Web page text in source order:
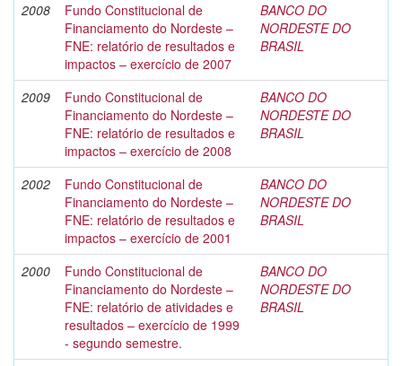
2008
Fundo Constitucional de
Financiamento do Nordeste –
FNE: relatório de resultados e
impactos – exercício de 2007
BANCO DO
NORDESTE DO
BRASIL
2009
Fundo Constitucional de
Financiamento do Nordeste –
FNE: relatório de resultados e
impactos – exercício de 2008
BANCO DO
NORDESTE DO
BRASIL
2002
Fundo Constitucional de
Financiamento do Nordeste –
FNE: relatório de resultados e
impactos – exercício de 2001
BANCO DO
NORDESTE DO
BRASIL
2000
Fundo Constitucional de
Financiamento do Nordeste –
FNE: relatório de atividades e
resultados – exercício de 1999
- segundo semestre.
BANCO DO
NORDESTE DO
BRASIL